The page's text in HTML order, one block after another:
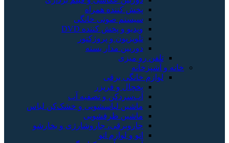
پخش کننده همراه
سیستم صوتی خانگی
ویدیو و پخش کننده DVD
تلویزیون و پروژکتور
دوربین مدار بسته
تلفن رو میزی
خانه و آشپزخانه
لوازم خانگی برقی
یخچال و فریزر
آب‌سردکن و تصفیه آب
ماشین لباسشویی و خشک‌کن لباس
ماشین ظرفشویی
جاروبرقی، جاروشارژی و بخارشو
اتو و لوازم اتو